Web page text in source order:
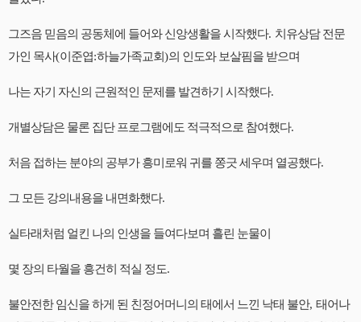
그즈음 믿음의 공동체에 들어와 신앙생활을 시작했다. 치유상담 전문
가인 목사(이준엽:하늘가족교회)의 인도와 보살핌을 받으며
나는 자기 자신의 근원적인 문제를 발견하기 시작했다.
개별상담은 물론 집단 프로그램에도 적극적으로 참여했다.
처음 접하는 분야의 공부가 흥미로워 귀를 쫑긋 세우며 열공했다.
그 모든 강의내용을 내면화했다.
실타래처럼 얼킨 나의 인생을 들여다보며 흘린 눈물이
몇 장의 타월을 흥건히 적실 정도.
불안전한 임신을 하게 된 친정어머니의 태에서 느낀 낙태 불안, 태어나